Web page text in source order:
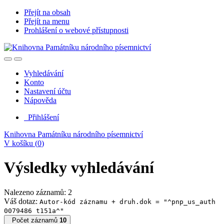
Přejít na obsah
Přejít na menu
Prohlášení o webové přístupnosti
Vyhledávání
Konto
Nastavení účtu
Nápověda
Přihlášení
Knihovna Památníku národního písemnictví
V košíku (0)
Výsledky vyhledávání
Nalezeno záznamů: 2
Váš dotaz: Autor-kód záznamu + druh.dok = "^pnp_us_auth
0079486 t151a^"
Počet záznamů 10